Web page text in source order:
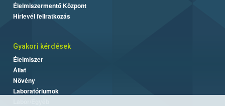
Élelmiszermentő Központ
Hírlevél feliratkozás
Gyakori kérdések
Élelmiszer
Állat
Növény
Laboratóriumok